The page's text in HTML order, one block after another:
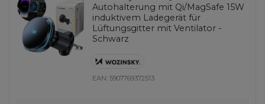
Autohalterung mit Qi/MagSafe 15W
induktivem Ladegerät für
Lüftungsgitter mit Ventilator -
Schwarz
EAN: 5907769372513